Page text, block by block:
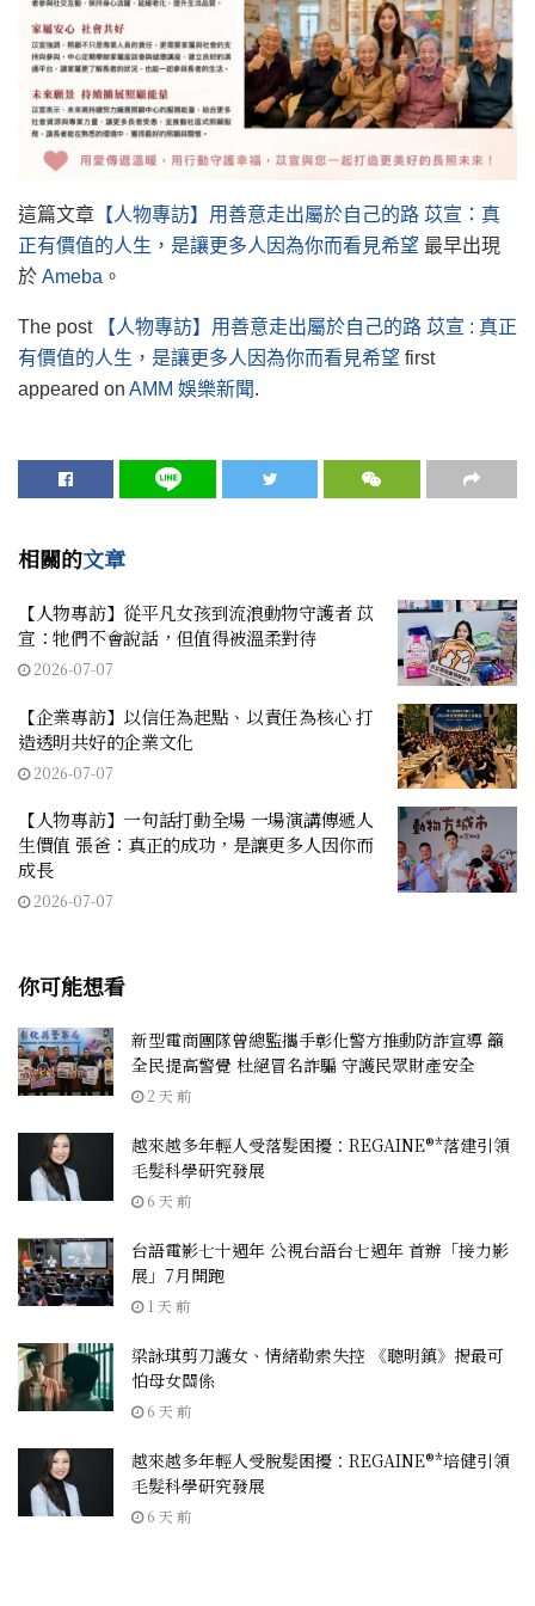
這篇文章 【人物專訪】用善意走出屬於自己的路 苡宣：真
正有價值的人生，是讓更多人因為你而看見希望 最早出現
於 Ameba 。
The post
【人物專訪】用善意走出屬於自己的路 苡宣 : 真正
有價值的人生，是讓更多人因為你而看見希望 first
appeared on AMM 娛樂新聞.
相關的文章
【人物專訪】從平凡女孩到流浪動物守護者 苡
宣：牠們不會說話，但值得被溫柔對待
2026-07-07
【企業專訪】以信任為起點、以責任為核心 打
造透明共好的企業文化
2026-07-07
【人物專訪】一句話打動全場 一場演講傳遞人
生價值 張爸：真正的成功，是讓更多人因你而
成長
2026-07-07
你可能想看
新型電商團隊曾總監攜手彰化警方推動防詐宣導 籲
全民提高警覺 杜絕冒名詐騙 守護民眾財產安全
2 天 前
越來越多年輕人受落髮困擾：REGAINE®*落建引領
毛髮科學研究發展
6 天 前
台語電影七十週年 公視台語台七週年 首辦「接力影
展」7月開跑
1 天 前
梁詠琪剪刀護女、情緒勒索失控 《聰明鎮》揭最可
怕母女關係
6 天 前
越來越多年輕人受脫髮困擾：REGAINE®*培健引領
毛髮科學研究發展
6 天 前